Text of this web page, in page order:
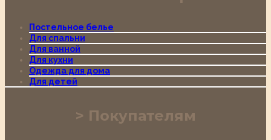
Постельное белье
Для спальни
Для ванной
Для кухни
Одежда для дома
Для детей
Покупателям